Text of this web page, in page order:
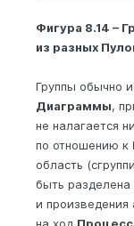
Фигура 8.14 –
из разных
Группы обычно
Диаграммы,
не налагается
по отношению к
область
быть разделена
и произведения
на ход